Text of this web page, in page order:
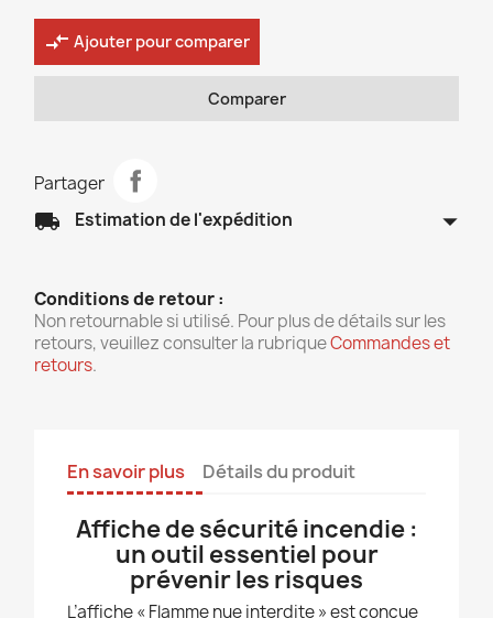
compare_arrows Ajouter pour comparer
Comparer
Partager
local_shipping Estimation de l'expédition arrow_drop_down
Conditions de retour :
Non retournable si utilisé. Pour plus de détails sur les
retours, veuillez consulter la rubriqueCommandes et
retours.
En savoir plus Détails du produit
Affiche de sécurité incendie :
un outil essentiel pour
prévenir les risques
L’affiche « Flamme nue interdite » est conçue